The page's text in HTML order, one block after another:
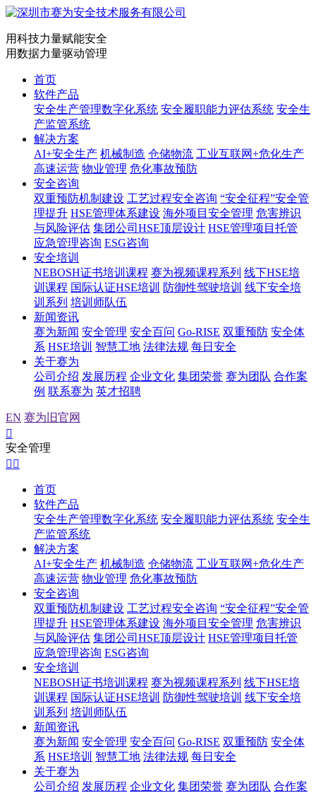
用科技力量赋能安全
用数据力量驱动管理
首页
软件产品
安全生产管理数字化系统 安全履职能力评估系统 安全生
产监管系统
解决方案
AI+安全生产 机械制造 仓储物流 工业互联网+危化生产
高速运营 物业管理 危化事故预防
安全咨询
双重预防机制建设 工艺过程安全咨询 “安全征程”安全管
理提升 HSE管理体系建设 海外项目安全管理 危害辨识
与风险评估 集团公司HSE顶层设计 HSE管理项目托管
应急管理咨询 ESG咨询
安全培训
NEBOSH证书培训课程 赛为视频课程系列 线下HSE培
训课程 国际认证HSE培训 防御性驾驶培训 线下安全培
训系列 培训师队伍
新闻资讯
赛为新闻 安全管理 安全百问 Go-RISE 双重预防 安全体
系 HSE培训 智慧工地 法律法规 每日安全
关于赛为
公司介绍 发展历程 企业文化 集团荣誉 赛为团队 合作案
例 联系赛为 英才招聘
EN 赛为旧官网

安全管理
 
首页
软件产品
安全生产管理数字化系统 安全履职能力评估系统 安全生
产监管系统
解决方案
AI+安全生产 机械制造 仓储物流 工业互联网+危化生产
高速运营 物业管理 危化事故预防
安全咨询
双重预防机制建设 工艺过程安全咨询 “安全征程”安全管
理提升 HSE管理体系建设 海外项目安全管理 危害辨识
与风险评估 集团公司HSE顶层设计 HSE管理项目托管
应急管理咨询 ESG咨询
安全培训
NEBOSH证书培训课程 赛为视频课程系列 线下HSE培
训课程 国际认证HSE培训 防御性驾驶培训 线下安全培
训系列 培训师队伍
新闻资讯
赛为新闻 安全管理 安全百问 Go-RISE 双重预防 安全体
系 HSE培训 智慧工地 法律法规 每日安全
关于赛为
公司介绍 发展历程 企业文化 集团荣誉 赛为团队 合作案